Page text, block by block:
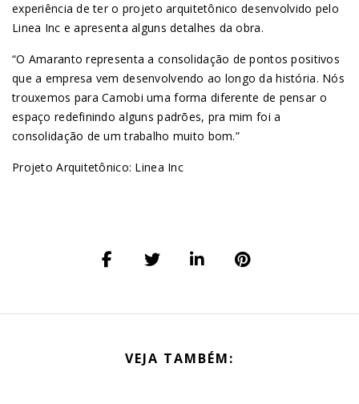
experiência de ter o projeto arquitetônico desenvolvido pelo
Linea Inc e apresenta alguns detalhes da obra.
“O Amaranto representa a consolidação de pontos positivos
que a empresa vem desenvolvendo ao longo da história. Nós
trouxemos para Camobi uma forma diferente de pensar o
espaço redefinindo alguns padrões, pra mim foi a
consolidação de um trabalho muito bom.”
Projeto Arquitetônico: Linea Inc
VEJA TAMBÉM: